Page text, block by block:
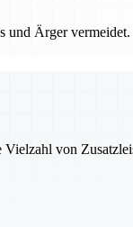
und Ärger
von